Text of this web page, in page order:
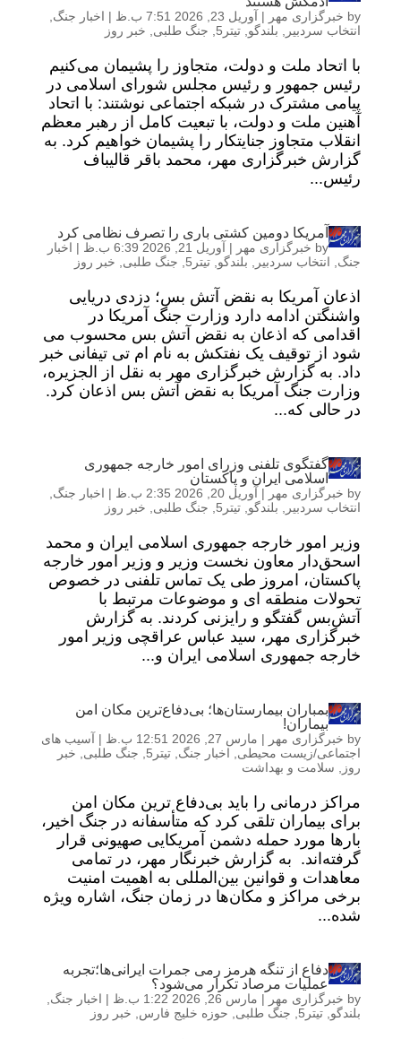
by خبرگزاری مهر | آوریل 23, 2026 7:51 ب.ظ | اخبار جنگ
انتخاب سردبیر
بلندگو تیتر5 جنگ طلبی خبر روز
با اتحاد ملت و دولت، متجاوز را پشیمان می‌کنیم
رئیس جمهور و رئیس مجلس شورای اسلامی در
پیامی مشترک در شبکه اجتماعی نوشتند: با اتحاد
آهنین ملت و دولت، با تبعیت کامل از رهبر معظم
انقلاب متجاوز جنایتکار را پشیمان خواهیم کرد. به
گزارش خبرگزاری مهر، محمد باقر قالیباف
رئیس...
آمریکا دومین کشتی باری را تصرف نظامی کرد
by خبرگزاری مهر | آوریل 21, 2026 6:39 ب.ظ | اخبار
جنگ
انتخاب سردبیر بلندگو تیتر5 جنگ طلبی خبر روز
اذعان آمریکا به نقض آتش بس؛ دزدی دریایی
واشنگتن ادامه دارد وزارت جنگ آمریکا در
اقدامی که اذعان به نقض آتش بس محسوب می
شود از توقیف یک نفتکش به نام ام تی تیفانی خبر
داد. به گزارش خبرگزاری مهر به نقل از الجزیره،
وزارت جنگ آمریکا به نقض آتش بس اذعان کرد.
در حالی که...
گفتگوی تلفنی وزرای امور خارجه جمهوری
اسلامی ایران و پاکستان
by خبرگزاری مهر | آوریل 20, 2026 2:35 ب.ظ | اخبار جنگ
انتخاب سردبیر
بلندگو تیتر5 جنگ طلبی خبر روز
وزیر امور خارجه جمهوری اسلامی ایران و محمد
اسحق‌دار معاون نخست وزیر و وزیر امور خارجه
پاکستان، امروز طی یک تماس تلفنی در خصوص
تحولات منطقه ای و موضوعات مرتبط با
آتش‌بس گفتگو و رایزنی کردند. به گزارش
خبرگزاری مهر، سید عباس عراقچی وزیر امور
خارجه جمهوری اسلامی ایران و...
بمباران بیمارستان‌ها؛ بی‌دفاع‌ترین مکان امن
بیماران!
by خبرگزاری مهر | مارس 27, 2026 12:51 ب.ظ | آسیب های
اجتماعی/زیست محیطی
اخبار جنگ تیتر5 جنگ طلبی
خبر
روز
سلامت و بهداشت
مراکز درمانی را باید بی‌دفاع ترین مکان امن
برای بیماران تلقی کرد که متأسفانه در جنگ اخیر،
بارها مورد حمله دشمن آمریکایی صهیونی قرار
گرفته‌اند. به گزارش خبرنگار مهر، در تمامی
معاهدات و قوانین بین‌المللی به اهمیت امنیت
برخی مراکز و مکان‌ها در زمان جنگ، اشاره ویژه
شده...
دفاع از تنگه هرمز رمی جمرات ایرانی‌ها؛تجربه
عملیات مرصاد تکرار می‌شود؟
by خبرگزاری مهر | مارس 26, 2026 1:22 ب.ظ | اخبار جنگ
بلندگو تیتر5 جنگ طلبی حوزه خلیج فارس خبر روز